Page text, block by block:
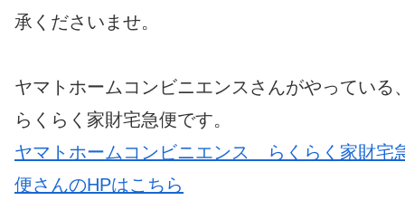
承くださいませ。
ヤマトホームコンビニエンスさんがやっている
らくらく家財宅急便です。
ヤマトホームコンビニエンス らくらく家財宅
便さんのHPはこちら